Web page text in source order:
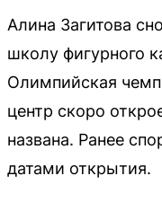
Алина Загитова
школу фигурного
Олимпийская
центр скоро
названа. Ранее
датами открытия.